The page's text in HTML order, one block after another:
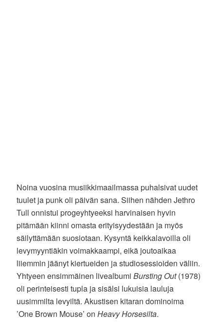
Noina vuosina musiikkimaailmassa puhalsivat uudet
tuulet ja punk oli päivän sana. Siihen nähden Jethro
Tull onnistui progeyhtyeeksi harvinaisen hyvin
pitämään kiinni omasta erityisyydestään ja myös
säilyttämään suosiotaan. Kysyntä keikkalavoilla oli
levymyyntiäkin voimakkaampi, eikä joutoaikaa
liiemmin jäänyt kiertueiden ja studiosessioiden väliin.
Yhtyeen ensimmäinen livealbumiBursting Out(1978)
oli perinteisesti tupla ja sisälsi lukuisia lauluja
uusimmilta levyiltä. Akustisen kitaran dominoima
’One Brown Mouse’ onHeavy Horsesilta.